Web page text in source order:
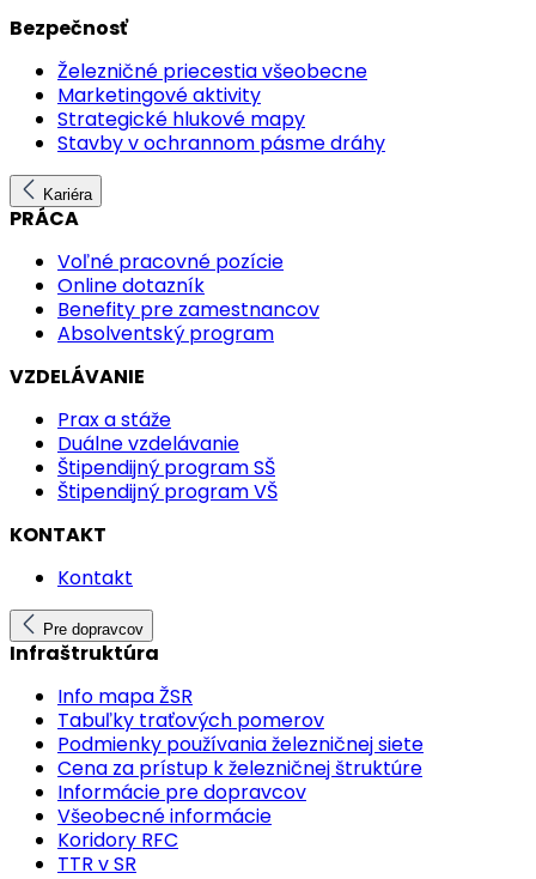
Bezpečnosť
Železničné priecestia všeobecne
Marketingové aktivity
Strategické hlukové mapy
Stavby v ochrannom pásme dráhy
Kariéra
PRÁCA
Voľné pracovné pozície
Online dotazník
Benefity pre zamestnancov
Absolventský program
VZDELÁVANIE
Prax a stáže
Duálne vzdelávanie
Štipendijný program SŠ
Štipendijný program VŠ
KONTAKT
Kontakt
Pre dopravcov
Infraštruktúra
Info mapa ŽSR
Tabuľky traťových pomerov
Podmienky používania železničnej siete
Cena za prístup k železničnej štruktúre
Informácie pre dopravcov
Všeobecné informácie
Koridory RFC
TTR v SR